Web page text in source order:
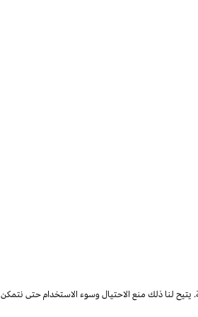
يتيح لنا ذلك منع الاحتيال وسوء الاستخدام حتى نتمكن